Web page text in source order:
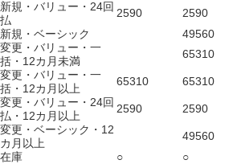
新規・バリュー・24回
払
2590 2590
新規・ベーシック
49560
変更・バリュー・一
括・12カ月未満
65310
変更・バリュー・一
括・12カ月以上
65310 65310
変更・バリュー・24回
払・12カ月以上
2590 2590
変更・ベーシック・12
カ月以上
49560
在庫
○ ○